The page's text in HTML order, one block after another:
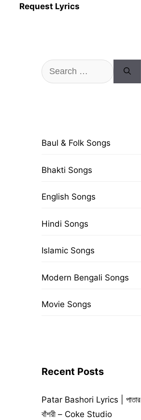
Request Lyrics
Search
for:
Baul & Folk Songs
Bhakti Songs
English Songs
Hindi Songs
Islamic Songs
Modern Bengali Songs
Movie Songs
Recent Posts
Patar Bashori Lyrics | পাতার
বাঁশরী – Coke Studio